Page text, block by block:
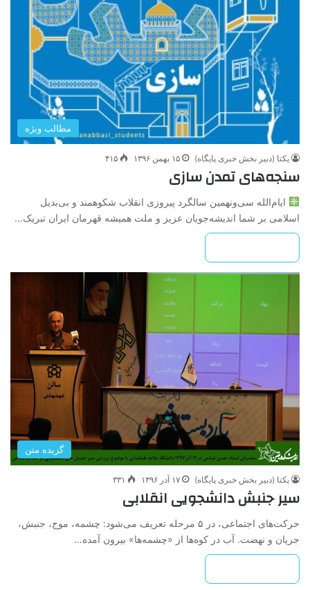
مطالب ویژه
یکتا (دبیر بخش خبری پایگاه) ۱۵ بهمن ۱۳۹۶ ۴۱۵
سنجه‌های تمدن سازی
ایام‌الله سی‌ونهمین سالگرد پیروزی انقلاب شکوهمند و بی‌بدیل
اسلامی بر شما اندیشه‌جویان عزیز و ملت همیشه قهرمان ایران تبریک…
گزیده متن
یکتا (دبیر بخش خبری پایگاه) ۱۷ آذر ۱۳۹۶ ۳۳۱
سیر جنبش دانشجویی انقلابی
حرکت‌های اجتماعی، در ۵ مرحله تعریف می‌شود: چشمه، موج، جنبش،
جریان و نهضت. آب در کوه‌ها از «چشمه‌ها» بیرون آمده…